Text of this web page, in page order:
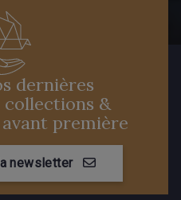
dernières
collections &
première
newsletter